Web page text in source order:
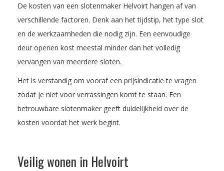
De kosten van een slotenmaker Helvoirt hangen af van
verschillende factoren. Denk aan het tijdstip, het type slot
en de werkzaamheden die nodig zijn. Een eenvoudige
deur openen kost meestal minder dan het volledig
vervangen van meerdere sloten.
Het is verstandig om vooraf een prijsindicatie te vragen
zodat je niet voor verrassingen komt te staan. Een
betrouwbare slotenmaker geeft duidelijkheid over de
kosten voordat het werk begint.
Veilig wonen in Helvoirt